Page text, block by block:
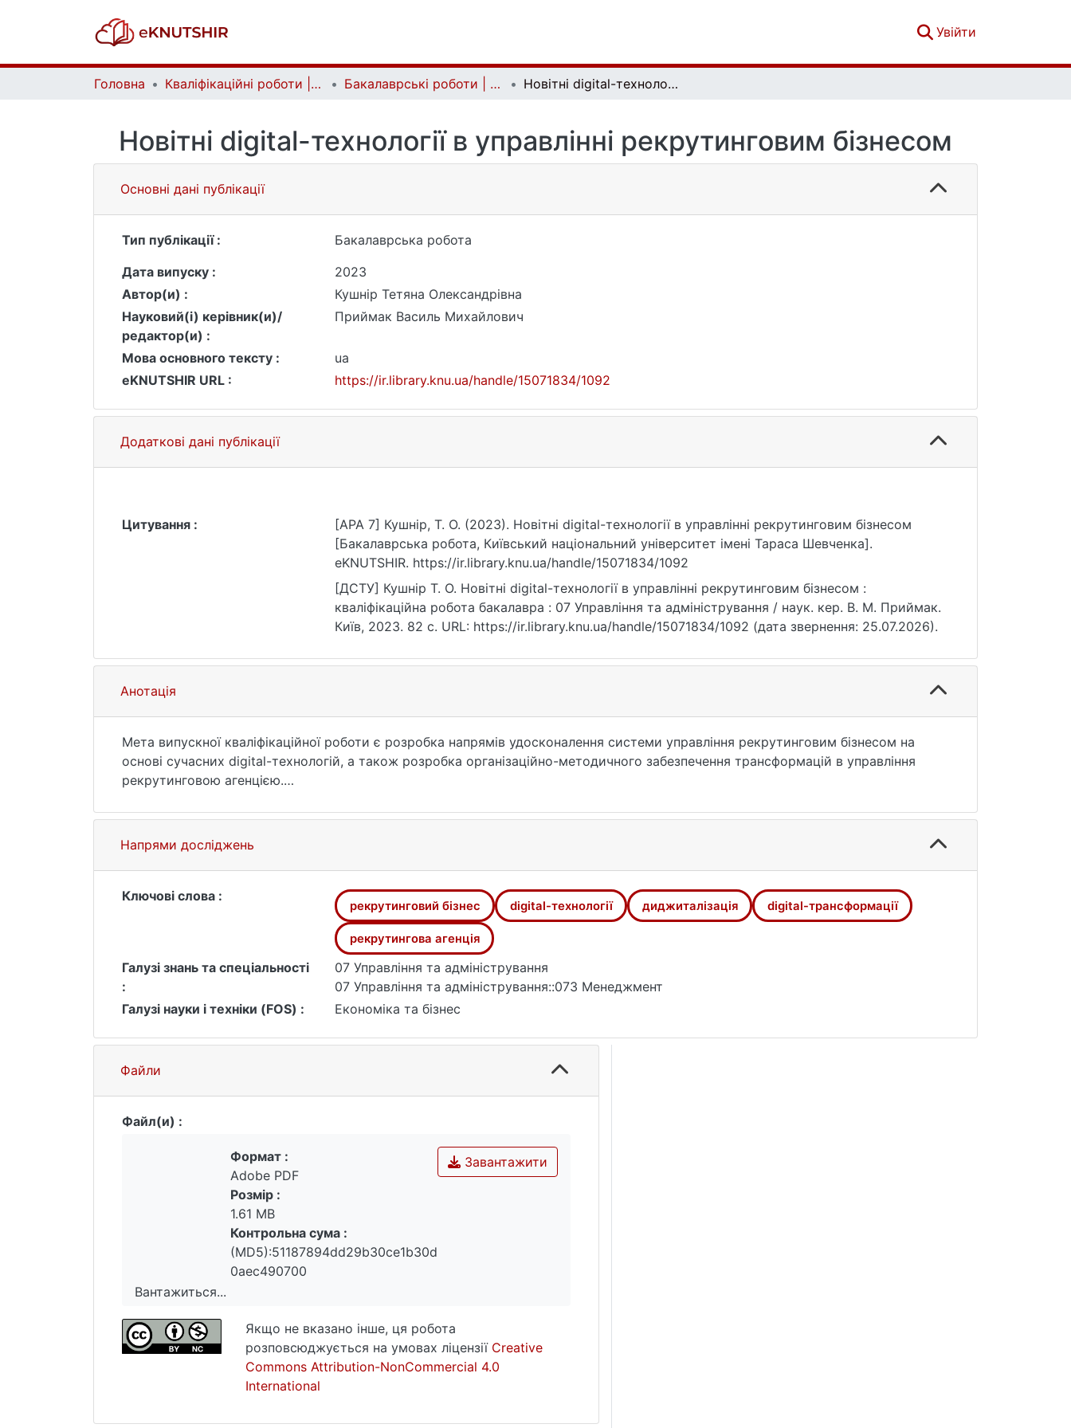
Увійти
Головна Кваліфікаційні роботи | Qualifying works Бакалаврські роботи | Bachelor theses Новітні digital-технології в управлінні рекрутинговим бізнесом
Новітні digital-технології в управлінні рекрутинговим бізнесом
Основні дані публікації
Тип публікації :
Бакалаврська робота
Дата випуску :
2023
Автор(и) :
Кушнір Тетяна Олександрівна
Науковий(і) керівник(и)/
редактор(и) :
Приймак Василь Михайлович
Мова основного тексту :
ua
eKNUTSHIR URL :
https://ir.library.knu.ua/handle/15071834/1092
Додаткові дані публікації
Цитування :
[APA 7] Кушнір, Т. О. (2023). Новітні digital-технології в управлінні рекрутинговим бізнесом
[Бакалаврська робота, Київський національний університет імені Тараса Шевченка].
eKNUTSHIR. https://ir.library.knu.ua/handle/15071834/1092
[ДСТУ] Кушнір Т. О. Новітні digital-технології в управлінні рекрутинговим бізнесом :
кваліфікаційна робота бакалавра : 07 Управління та адміністрування / наук. кер. В. М. Приймак.
Київ, 2023. 82 с. URL: https://ir.library.knu.ua/handle/15071834/1092 (дата звернення: 25.07.2026).
Анотація
Мета випускної кваліфікаційної роботи є розробка напрямів удосконалення системи управління рекрутинговим бізнесом на
основі сучасних digital-технологій, а також розробка організаційно-методичного забезпечення трансформацій в управління
рекрутинговою агенцією.
охарактеризовано методи та інструменти цифровізації рекрутингового бізнесу;
здійснено діагностику організаційно-економічної бізнес-моделі рекрутингової агенції ТОВ «Педерсен енд партнерс»;
проаналізовано рівень диджиталізації системи управління рекрутингової агенції ТОВ «Педерсен енд партнерс»; обгрунтовано
напрями удосконалення моделі системи управління рекрутинговим бізнесом на основі новітніх Digital-технології;
розроблено організаційно-методичне забезпечення digital-трансформацій в управлінні рекрутинговою агенцією ТОВ «Педерсен
Напрями досліджень
Ключові слова :
рекрутинговий бізнес digital-технології диджиталізація digital-трансформації
рекрутингова агенція
Галузі знань та спеціальності
:
07 Управління та адміністрування
07 Управління та адміністрування::073 Менеджмент
Галузі науки і техніки (FOS) :
Економіка та бізнес
Файли
Файл(и) :
Вантажиться...
Вантажиться...
Завантажити
Формат :
Adobe PDF
Розмір :
1.61 MB
Контрольна сума :
(MD5):51187894dd29b30ce1b30d
0aec490700
Якщо не вказано інше, ця робота
розповсюджується на умовах ліцензії Creative
Commons Attribution-NonCommercial 4.0
International